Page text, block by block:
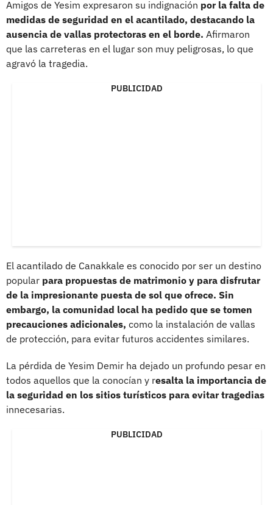
Amigos de Yesim expresaron su indignación por la falta de
medidas de seguridad en el acantilado, destacando la
ausencia de vallas protectoras en el borde. Afirmaron
que las carreteras en el lugar son muy peligrosas, lo que
agravó la tragedia.
PUBLICIDAD
El acantilado de Canakkale es conocido por ser un destino
popular para propuestas de matrimonio y para disfrutar
de la impresionante puesta de sol que ofrece. Sin
embargo, la comunidad local ha pedido que se tomen
precauciones adicionales, como la instalación de vallas
de protección, para evitar futuros accidentes similares.
La pérdida de Yesim Demir ha dejado un profundo pesar en
todos aquellos que la conocían y resalta la importancia de
la seguridad en los sitios turísticos para evitar tragedias
innecesarias.
PUBLICIDAD